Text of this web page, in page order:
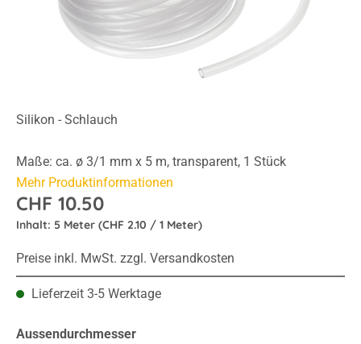
Silikon - Schlauch
Maße: ca. ø 3/1 mm x 5 m, transparent, 1 Stück
Mehr Produktinformationen
CHF 10.50
Inhalt: 5 Meter (CHF 2.10 / 1 Meter)
Preise inkl. MwSt. zzgl. Versandkosten
Lieferzeit 3-5 Werktage
Aussendurchmesserauswählen